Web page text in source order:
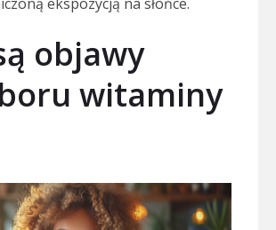
objawy
witaminy